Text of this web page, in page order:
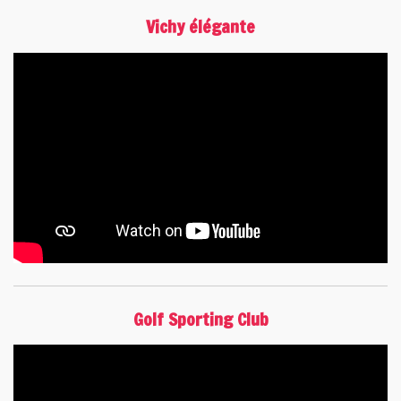
Vichy élégante
Golf Sporting Club